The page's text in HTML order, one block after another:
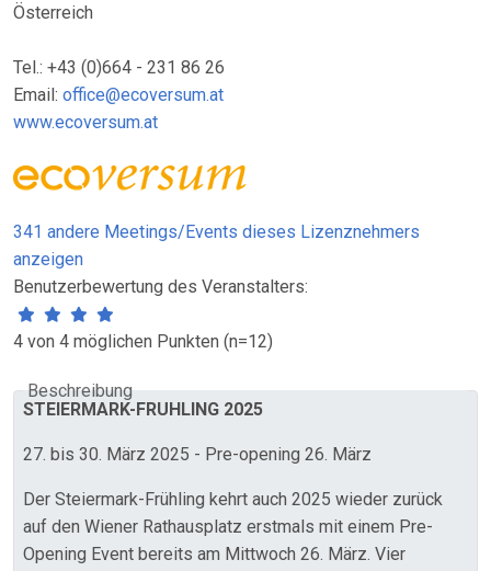
Österreich
Tel.: +43 (0)664 - 231 86 26
Email: office@ecoversum.at
www.ecoversum.at
341 andere Meetings/Events dieses Lizenznehmers
anzeigen
Benutzerbewertung des Veranstalters:
4 von 4 möglichen Punkten (n=12)
Beschreibung
STEIERMARK-FRÜHLING 2025
27. bis 30. März 2025 - Pre-opening 26. März
Der Steiermark-Frühling kehrt auch 2025 wieder zurück
auf den Wiener Rathausplatz erstmals mit einem Pre-
Opening Event bereits am Mittwoch 26. März. Vier